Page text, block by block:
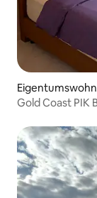
Gold Coast PIK